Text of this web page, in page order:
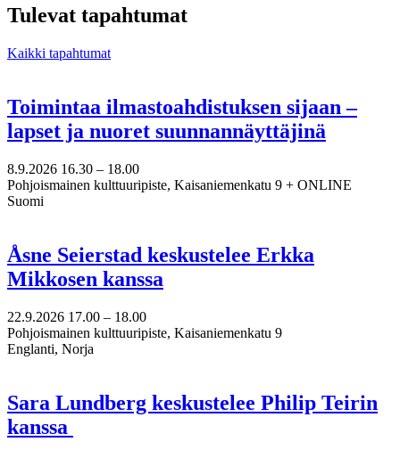
välilehteen
Tulevat tapahtumat
Kaikki tapahtumat
Toimintaa ilmastoahdistuksen sijaan –
lapset ja nuoret suunnannäyttäjinä
8.9.2026 16.30 – 18.00
Pohjoismainen kulttuuripiste, Kaisaniemenkatu 9 + ONLINE
Suomi
Åsne Seierstad keskustelee Erkka
Mikkosen kanssa
22.9.2026 17.00 – 18.00
Pohjoismainen kulttuuripiste, Kaisaniemenkatu 9
Englanti, Norja
Sara Lundberg keskustelee Philip Teirin
kanssa